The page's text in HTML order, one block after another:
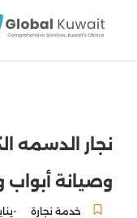
وصيانة أبواب
خدمة نجارة -يناير 9,